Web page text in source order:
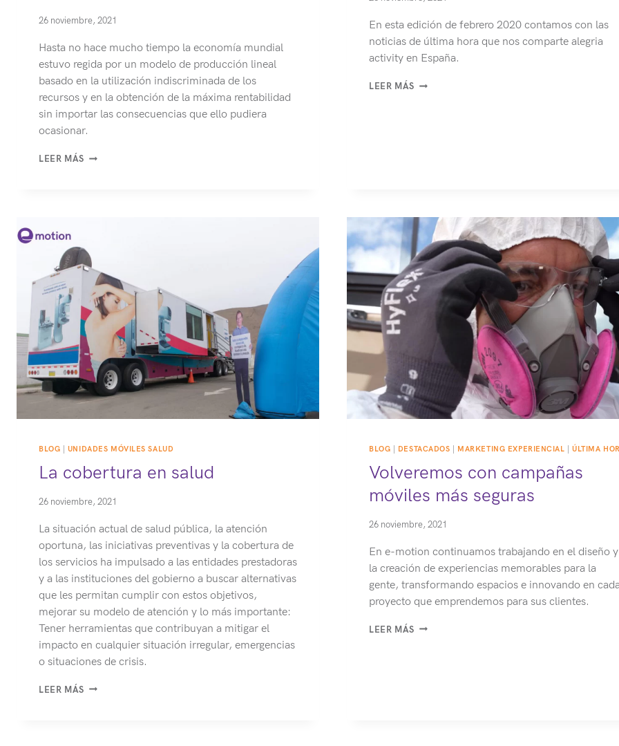
26 noviembre, 2021
Hasta no hace mucho tiempo la economía mundial
estuvo regida por un modelo de producción lineal
basado en la utilización indiscriminada de los
recursos y en la obtención de la máxima rentabilidad
sin importar las consecuencias que ello pudiera
ocasionar.
LEER MÁS CONOCE
EN
MÉXICO
En esta edición de febrero 2020 contamos con las
noticias de última hora que nos comparte alegria
activity en España.
LEER MÁS CAMPAÑAS
BLOG UNIDADES MÓVILES SALUD
La cobertura en salud
26 noviembre, 2021
La situación actual de salud pública, la atención
oportuna, las iniciativas preventivas y la cobertura de
los servicios ha impulsado a las entidades prestadoras
y a las instituciones del gobierno a buscar alternativas
que les permitan cumplir con estos objetivos,
mejorar su modelo de atención y lo más importante:
Tener herramientas que contribuyan a mitigar el
impacto en cualquier situación irregular, emergencias
o situaciones de crisis.
LEER MÁS LA
BLOG DESTACADOS MARKETING EXPERIENCIAL |ÚLTIMA
Volveremos con campañas
móviles más seguras
26 noviembre, 2021
En e-motion continuamos trabajando en el diseño y
la creación de experiencias memorables para la
gente, transformando espacios e innovando en
proyecto que emprendemos para sus clientes.
LEER MÁS VOLVEREMOS